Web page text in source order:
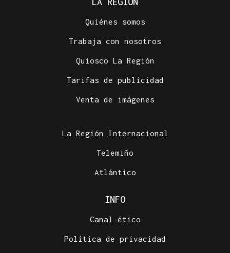
Quiénes somos
Trabaja con nosotros
Quiosco La Región
Tarifas de publicidad
Venta de imágenes
La Región Internacional
Telemiño
Atlántico
INFO
Canal ético
Política de privacidad